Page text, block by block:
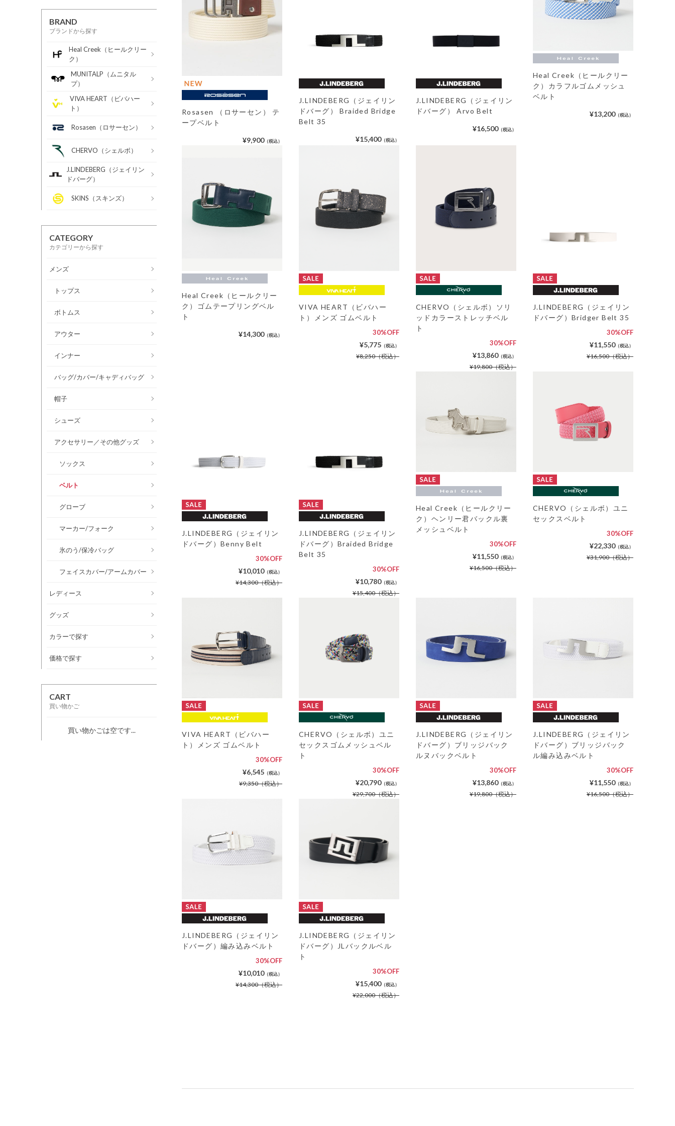
BRAND
ブランドから探す
Heal Creek（ヒールクリー
ク）
MUNITALP（ムニタル
プ）
VIVA HEART（ビバハー
ト）
Rosasen（ロサーセン）
CHERVO（シェルボ）
J.LINDEBERG（ジェイリン
ドバーグ）
SKINS（スキンズ）
CATEGORY
カテゴリーから探す
メンズ
トップス
ボトムス
アウター
インナー
バッグ/カバー/キャディバッグ
帽子
シューズ
アクセサリー／その他グッズ
ソックス
ベルト
グローブ
マーカー/フォーク
氷のう/保冷バッグ
フェイスカバー/アームカバー
レディース
グッズ
カラーで探す
価格で探す
CART
買い物かご
買い物かごは空です...
Rosasen （ロサーセン） テ
ープベルト
¥9,900（税込）
J.LINDEBERG（ジェイリン
ドバーグ） Braided Bridge
Belt 35
¥15,400（税込）
J.LINDEBERG（ジェイリン
ドバーグ） Arvo Belt
¥16,500（税込）
Heal Creek（ヒールクリー
ク）カラフルゴムメッシュ
ベルト
¥13,200（税込）
Heal Creek（ヒールクリー
ク）ゴムテープリングベル
ト
¥14,300（税込）
VIVA HEART（ビバハー
ト）メンズ ゴムベルト
30%OFF
¥5,775 （税込）
¥8,250（税込）
CHERVO（シェルボ）ソリ
ッドカラーストレッチベル
ト
30%OFF
¥13,860（税込）
¥19,800（税込）
J.LINDEBERG（ジェイリン
ドバーグ）Bridger Belt 35
30%OFF
¥11,550（税込）
¥16,500（税込）
J.LINDEBERG（ジェイリン
ドバーグ）Benny Belt
30%OFF
¥10,010（税込）
¥14,300（税込）
J.LINDEBERG（ジェイリン
ドバーグ）Braided Bridge
Belt 35
30%OFF
¥10,780（税込）
¥15,400（税込）
Heal Creek（ヒールクリー
ク）ヘンリー君バックル裏
メッシュベルト
30%OFF
¥11,550（税込）
¥16,500（税込）
CHERVO（シェルボ）ユニ
セックスベルト
30%OFF
¥22,330（税込）
¥31,900（税込）
VIVA HEART（ビバハー
ト）メンズ ゴムベルト
30%OFF
¥6,545 （税込）
¥9,350（税込）
CHERVO（シェルボ）ユニ
セックスゴムメッシュベル
ト
30%OFF
¥20,790（税込）
¥29,700（税込）
J.LINDEBERG（ジェイリン
ドバーグ）ブリッジバック
ルヌバックベルト
30%OFF
¥13,860（税込）
¥19,800（税込）
J.LINDEBERG（ジェイリン
ドバーグ）ブリッジバック
ル編み込みベルト
30%OFF
¥11,550（税込）
¥16,500（税込）
J.LINDEBERG（ジェイリン
ドバーグ）編み込みベルト
30%OFF
¥10,010（税込）
¥14,300（税込）
J.LINDEBERG（ジェイリン
ドバーグ）JLバックルベル
ト
30%OFF
¥15,400（税込）
¥22,000（税込）